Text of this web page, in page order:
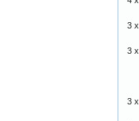
3 x
3 x
3 x